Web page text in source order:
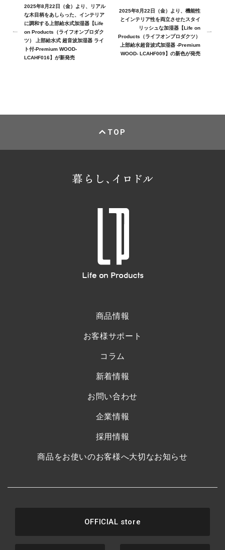
2025年8月22日（金）より、リアル
な木目柄をあしらった、インテリア
に調和する上部給水式加湿器【Life
on Products（ライフオンプロダク
ツ） 上部給水式 超音波加湿器 ライ
ト付-Premium WOOD-
LCAHF016】が新発売
2025年8月22日（金）より、機能性
とインテリア性を両立させたスタイ
リッシュな加湿器【Life on
Products（ライフオンプロダクツ）
上部給水超音波式加湿器 -Premium
WOOD- LCAHF009】の新色が発売
TOP
商品情報
お客様サポート
コラム
新着情報
お問い合わせ
企業情報
採用情報
商品をお使いのお客様へ大切なお知らせ
OFFICIAL store